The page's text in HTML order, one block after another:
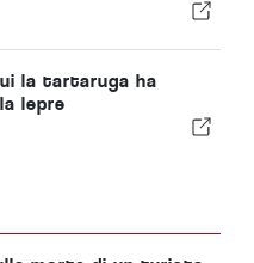
la tartaruga ha
lepre